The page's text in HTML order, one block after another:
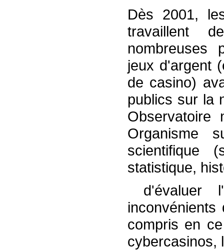
Dès 2001,
travaillent
nombreuses
jeux d'argent
de casino)
publics sur la
Observatoire
Organisme
scientifique
statistique,
d'évaluer
compris en
cybercasinos,